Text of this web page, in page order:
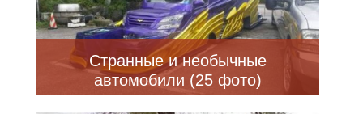
Странные и необычные
автомобили (25 фото)